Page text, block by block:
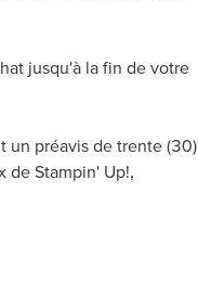
jusqu'à la fin de votre
un préavis de trente (30)
de Stampin' Up!,